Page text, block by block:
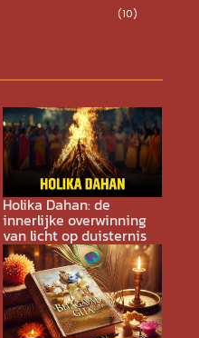
(10)
Holika Dahan: de
innerlijke overwinning
van licht op duisternis